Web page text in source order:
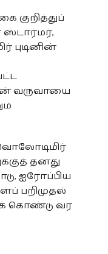
குறித்துப்
ஸ்டார்மர்,
புடினின்
வருவாயை
தனது
ஐரோப்பிய
பறிமுதல்
கொண்டு வர